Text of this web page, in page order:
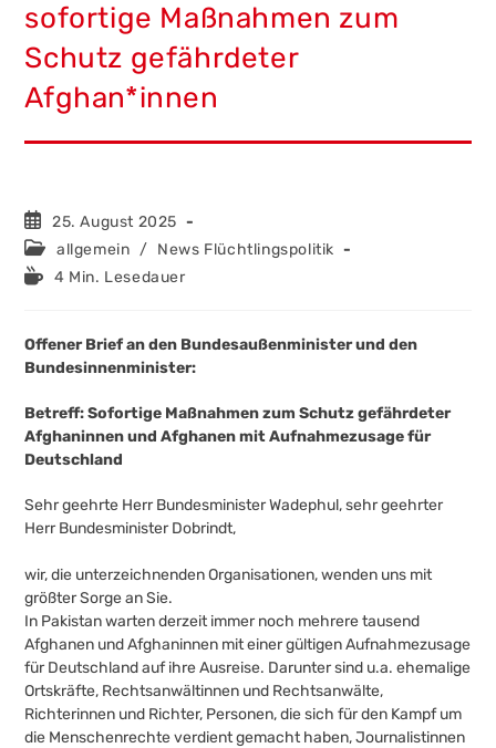
sofortige Maßnahmen zum
Schutz gefährdeter
Afghan*innen
Beitrag
veröffentlicht:
25. August 2025
Beitrags-
Kategorie:
allgemein / News Flüchtlingspolitik
Lesedauer:
4 Min. Lesedauer
Offener Brief an den Bundesaußenminister und den
Bundesinnenminister:
Betreff: Sofortige Maßnahmen zum Schutz gefährdeter
Afghaninnen und Afghanen mit Aufnahmezusage für
Deutschland
Sehr geehrte Herr Bundesminister Wadephul, sehr geehrter
Herr Bundesminister Dobrindt,
wir, die unterzeichnenden Organisationen, wenden uns mit
größter Sorge an Sie.
In Pakistan warten derzeit immer noch mehrere tausend
Afghanen und Afghaninnen mit einer gültigen Aufnahmezusage
für Deutschland auf ihre Ausreise. Darunter sind u.a. ehemalige
Ortskräfte, Rechtsanwältinnen und Rechtsanwälte,
Richterinnen und Richter, Personen, die sich für den Kampf um
die Menschenrechte verdient gemacht haben, Journalistinnen